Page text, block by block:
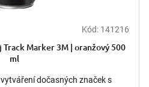
Kód: 141216
Track Marker 3M | oranžový 500
ml
dočasných značek s